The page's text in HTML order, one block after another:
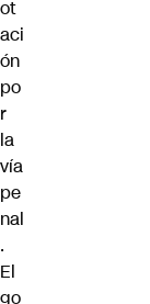
ot
aci
ón
po
r
la
vía
pe
nal
.
El
go